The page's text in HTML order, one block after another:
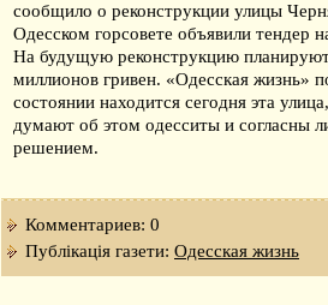
сообщило о реконструкции улицы
Одесском горсовете объявили тендер
На будущую реконструкцию
миллионов гривен. «Одесская жизнь»
состоянии находится сегодня эта
думают об этом одесситы и согласны
решением.
Комментариев: 0
Публікація газети: Одесская жизнь